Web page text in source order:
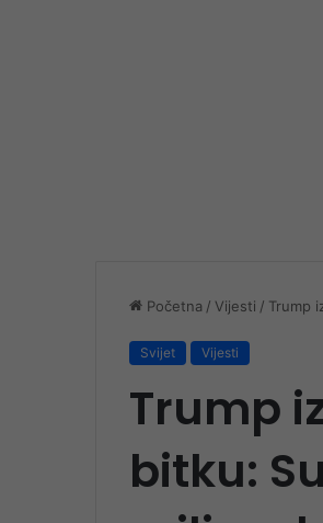
Početna / Vijesti / Trump
Svijet Vijesti
Trump
bitku: